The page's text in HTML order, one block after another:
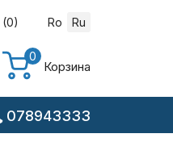
Ro Ru
0
Корзина
078943333